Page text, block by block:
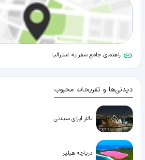
راهنمای جامع سفر به استرالیا
دیدنی‌ها و تفریحات محبوب
تالار اپرای سیدنی
دریاچه هیلیر